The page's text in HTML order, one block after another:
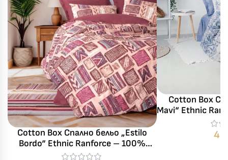
Cotton Box Спално бельо „Estilo
Bordo“ Ethnic Ranforce – 100%
памук – 4 части – за спалня
Cotton Box
Mavi“ Ethnic
– 3 части –